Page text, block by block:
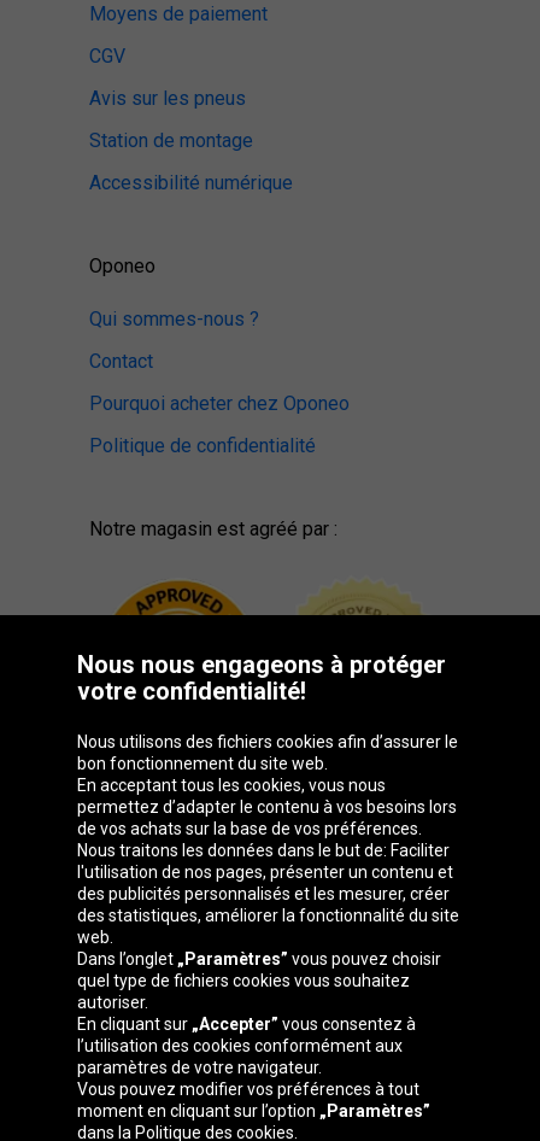
Moyens de paiement
CGV
Avis sur les pneus
Station de montage
Accessibilité numérique
Oponeo
Qui sommes-nous ?
Contact
Pourquoi acheter chez Oponeo
Politique de confidentialité
Notre magasin est agréé par :
Groupe Oponeo
Česká
republika
Deutschland Éire España
France Italia Magyarország Nederland
Nous nous engageons à protéger
votre confidentialité!
Nous utilisons des fichiers cookies afin d’assurer le
bon fonctionnement du site web.
En acceptant tous les cookies, vous nous
permettez d’adapter le contenu à vos besoins lors
de vos achats sur la base de vos préférences.
Nous traitons les données dans le but de: Faciliter
l'utilisation de nos pages, présenter un contenu et
des publicités personnalisés et les mesurer, créer
des statistiques, améliorer la fonctionnalité du site
web.
Dans l’onglet „Paramètres” vous pouvez choisir
quel type de fichiers cookies vous souhaitez
autoriser.
En cliquant sur „Accepter” vous consentez à
l’utilisation des cookies conformément aux
paramètres de votre navigateur.
Vous pouvez modifier vos préférences à tout
moment en cliquant sur l’option „Paramètres”
dans la Politique des cookies.